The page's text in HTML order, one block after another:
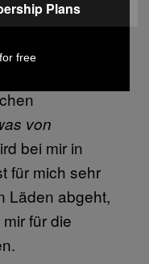
weil hier
von
bei mir in
für mich sehr
Läden abgeht,
für die
Plans
free